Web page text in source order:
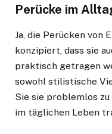
Perücke im
Ja, die Perücken von
konzipiert, dass sie
praktisch getragen
sowohl stilistische
Sie sie problemlos
im täglichen Leben